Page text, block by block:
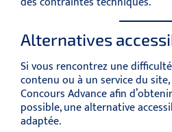
Alternatives
Si vous rencontrez une
contenu ou à un service du
Concours Advance afin
possible, une alternative
adaptée.